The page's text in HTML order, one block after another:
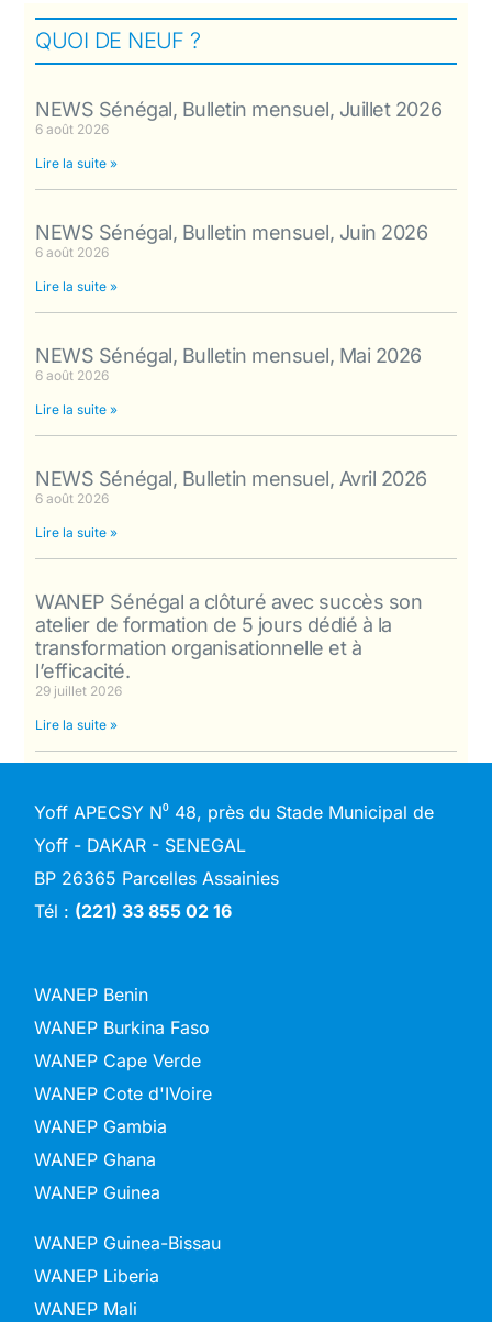
QUOI DE NEUF ?
NEWS Sénégal, Bulletin mensuel, Juillet 2026
6 août 2026
Lire la suite »
NEWS Sénégal, Bulletin mensuel, Juin 2026
6 août 2026
Lire la suite »
NEWS Sénégal, Bulletin mensuel, Mai 2026
6 août 2026
Lire la suite »
NEWS Sénégal, Bulletin mensuel, Avril 2026
6 août 2026
Lire la suite »
WANEP Sénégal a clôturé avec succès son
atelier de formation de 5 jours dédié à la
transformation organisationnelle et à
l’efficacité.
29 juillet 2026
Lire la suite »
Yoff APECSY N⁰ 48, près du Stade Municipal de
Yoff - DAKAR - SENEGAL
BP 26365 Parcelles Assainies
Tél : (221) 33 855 02 16
WANEP Benin
WANEP Burkina Faso
WANEP Cape Verde
WANEP Cote d'IVoire
WANEP Gambia
WANEP Ghana
WANEP Guinea
WANEP Guinea-Bissau
WANEP Liberia
WANEP Mali